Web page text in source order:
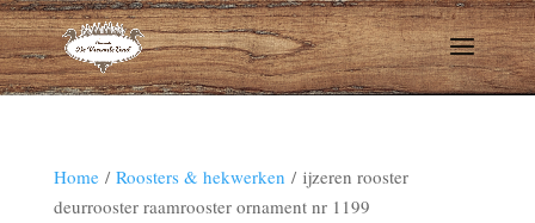
Home/ Roosters & hekwerken / ijzeren rooster
deurrooster raamrooster ornament nr 1199